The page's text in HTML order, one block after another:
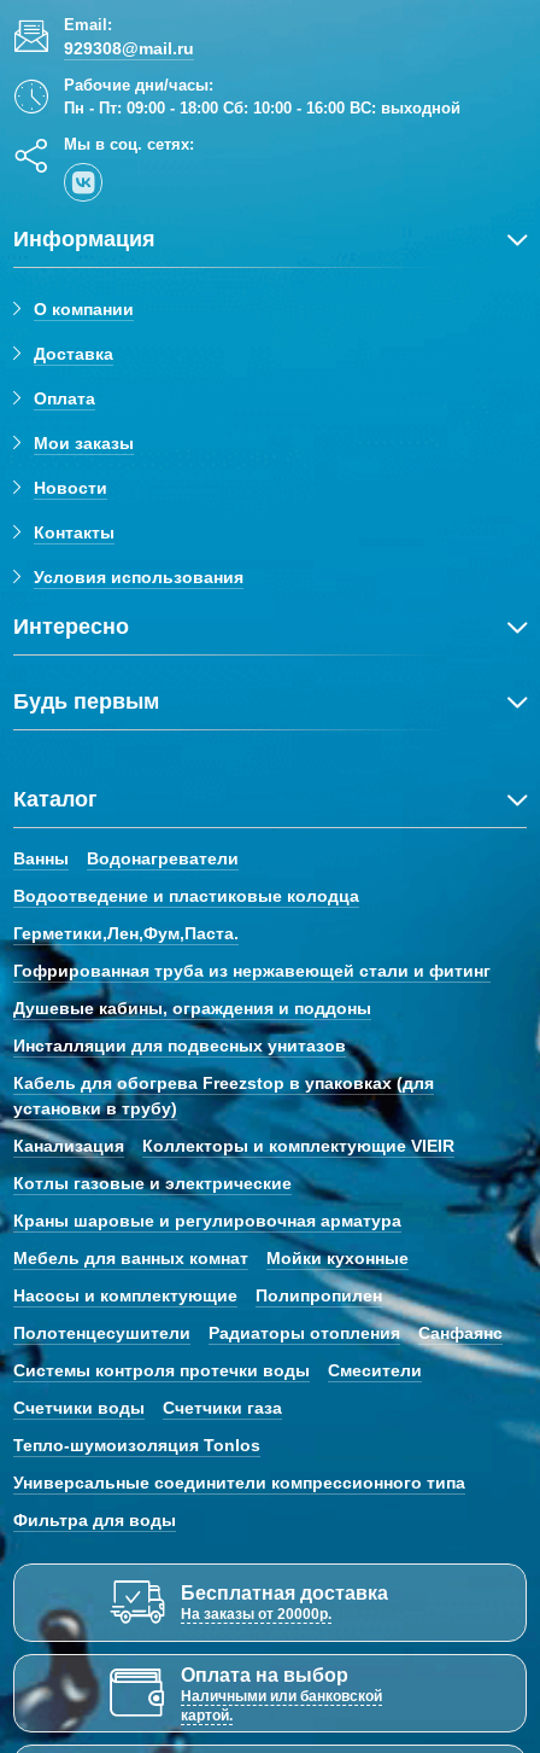
Email:
929308@mail.ru
Рабочие дни/часы:
Пн - Пт: 09:00 - 18:00 Сб: 10:00 - 16:00 ВС: выходной
Мы в соц. сетях:
Информация
О компании
Доставка
Оплата
Мои заказы
Новости
Контакты
Условия использования
Интересно
Будь первым
Каталог
Ванны
Водонагреватели
Водоотведение и пластиковые колодца
Герметики,Лен,Фум,Паста.
Гофрированная труба из нержавеющей стали и фитинг
Душевые кабины, ограждения и поддоны
Инсталляции для подвесных унитазов
Кабель для обогрева Freezstop в упаковках (для
установки в трубу)
Канализация
Коллекторы и комплектующие VIEIR
Котлы газовые и электрические
Краны шаровые и регулировочная арматура
Мебель для ванных комнат
Мойки кухонные
Насосы и комплектующие
Полипропилен
Полотенцесушители
Радиаторы отопления
Санфаянс
Системы контроля протечки воды
Смесители
Счетчики воды
Счетчики газа
Тепло-шумоизоляция Tonlos
Универсальные соединители компрессионного типа
Фильтра для воды
Бесплатная доставка
На заказы от 20000р.
Оплата на выбор
Наличными или банковской
картой.